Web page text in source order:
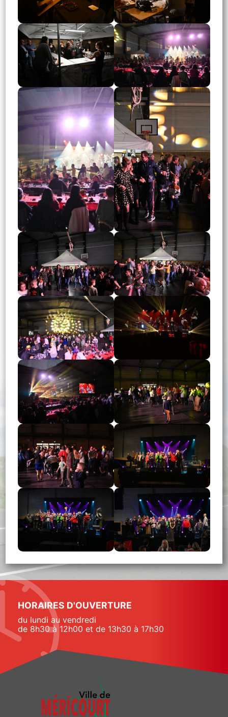
HORAIRES D'OUVERTURE
du lundi au vendredi
de 8h30 à 12h00 et de 13h30 à 17h30